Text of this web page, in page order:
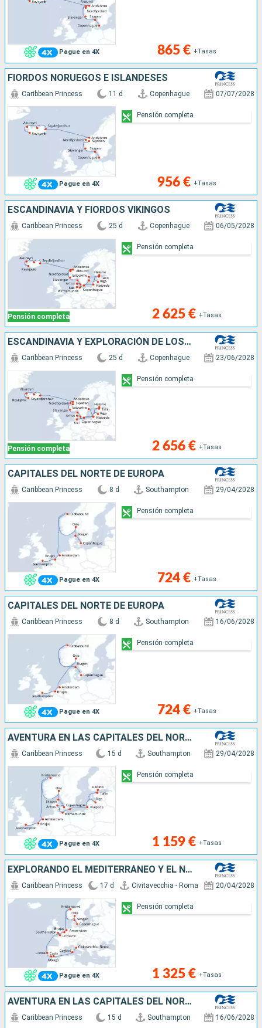
Pague en 4X 865 € +Tasas
FIORDOS NORUEGOS E ISLANDESES
Pague en 4X
Caribbean Princess 11 d Copenhague 07/07/2028
956 € +Tasas
Pensión completa
ESCANDINAVIA Y FIORDOS VIKINGOS
Pensión completa
Caribbean Princess 25 d Copenhague 06/05/2028
2 625 € +Tasas
Pensión completa
ESCANDINAVIA Y EXPLORACIÓN DE LOS FIORDO
Pensión completa
Caribbean Princess 25 d Copenhague 23/06/2028
2 656 € +Tasas
Pensión completa
CAPITALES DEL NORTE DE EUROPA
Pague en 4X
Caribbean Princess 8 d Southampton 29/04/2028
724 € +Tasas
Pensión completa
CAPITALES DEL NORTE DE EUROPA
Pague en 4X
Caribbean Princess 8 d Southampton 16/06/2028
724 € +Tasas
Pensión completa
AVENTURA EN LAS CAPITALES DEL NORTE
Pague en 4X
Caribbean Princess 15 d Southampton 29/04/2028
1 159 € +Tasas
Pensión completa
EXPLORANDO EL MEDITERRÁNEO Y EL NORTE DE
Pague en 4X
Caribbean Princess 17 d Civitavecchia - Roma 20/04/2028
1 325 € +Tasas
Pensión completa
AVENTURA EN LAS CAPITALES DEL NORTE
Caribbean Princess 15 d Southampton 16/06/2028